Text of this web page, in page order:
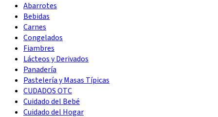
Abarrotes
Bebidas
Carnes
Congelados
Fiambres
Lácteos y Derivados
Panadería
Pastelería y Masas Típicas
CUDADOS OTC
Cuidado del Bebé
Cuidado del Hogar